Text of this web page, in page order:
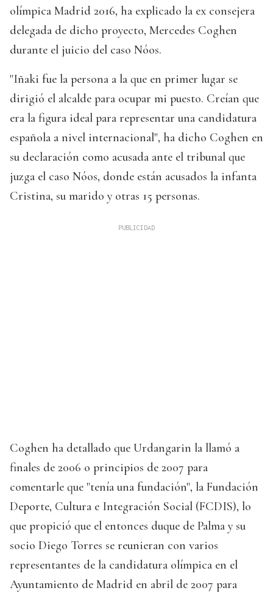
olímpica Madrid 2016, ha explicado la ex consejera
delegada de dicho proyecto, Mercedes Coghen
durante el juicio del caso Nóos.
"Iñaki fue la persona a la que en primer lugar se
dirigió el alcalde para ocupar mi puesto. Creían que
era la figura ideal para representar una candidatura
española a nivel internacional", ha dicho Coghen en
su declaración como acusada ante el tribunal que
juzga el caso Nóos, donde están acusados la infanta
Cristina, su marido y otras 15 personas.
Coghen ha detallado que Urdangarin la llamó a
finales de 2006 o principios de 2007 para
comentarle que "tenía una fundación", la Fundación
Deporte, Cultura e Integración Social (FCDIS), lo
que propició que el entonces duque de Palma y su
socio Diego Torres se reunieran con varios
representantes de la candidatura olímpica en el
Ayuntamiento de Madrid en abril de 2007 para